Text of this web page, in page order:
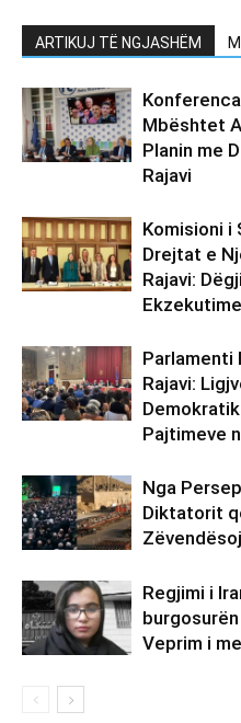
ARTIKUJ TË NGJASHËM
Mbështet
Planin me
Rajavi
Komisioni i
Drejtat e
Rajavi:
Parlamenti
Rajavi:
Pajtimeve
Nga
Diktatorit
Regjimi i
Veprim i